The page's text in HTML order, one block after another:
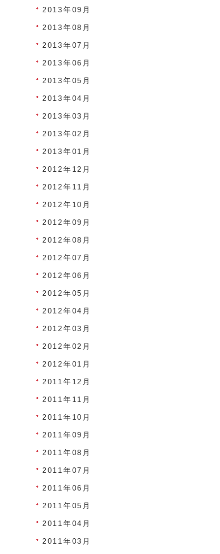
2013年09月
2013年08月
2013年07月
2013年06月
2013年05月
2013年04月
2013年03月
2013年02月
2013年01月
2012年12月
2012年11月
2012年10月
2012年09月
2012年08月
2012年07月
2012年06月
2012年05月
2012年04月
2012年03月
2012年02月
2012年01月
2011年12月
2011年11月
2011年10月
2011年09月
2011年08月
2011年07月
2011年06月
2011年05月
2011年04月
2011年03月